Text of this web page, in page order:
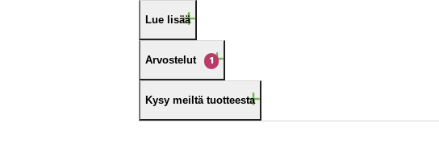
Lue lisää
Arvostelut 1
Kysy meiltä tuotteesta